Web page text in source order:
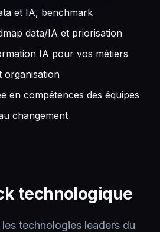
et IA, benchmark
data/IA et priorisation
IA pour vos métiers
organisation
en compétences des équipes
changement
technologique
technologies leaders du